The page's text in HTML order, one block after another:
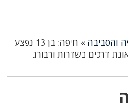
והסביבה »
חיפה: בן 13 נפצע
דרכים בשדרות ורבורג